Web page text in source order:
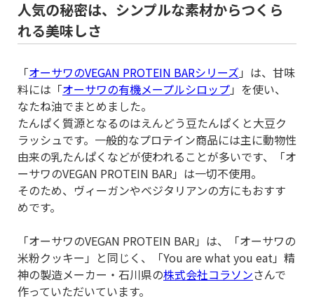
人気の秘密は、シンプルな素材からつくら
れる美味しさ
「オーサワのVEGAN PROTEIN BARシリーズ 」は、甘味
料には「オーサワの有機メープルシロップ」を使い、
なたね油でまとめました。
たんぱく質源となるのはえんどう豆たんぱくと大豆ク
ラッシュです。一般的なプロテイン商品には主に動物性
由来の乳たんぱくなどが使われることが多いです、「オ
ーサワのVEGAN PROTEIN BAR」は一切不使用。
そのため、ヴィーガンやベジタリアンの方にもおすす
めです。
「オーサワのVEGAN PROTEIN BAR」は、「オーサワの
米粉クッキー」と同じく、「You are what you eat」精
神の製造メーカー・石川県の株式会社コラソンさんで
作っていただいています。